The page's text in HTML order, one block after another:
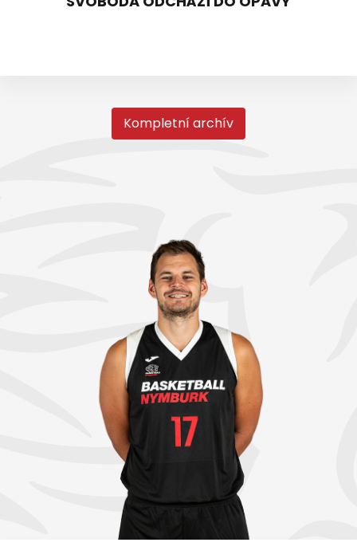
Kompletní archív